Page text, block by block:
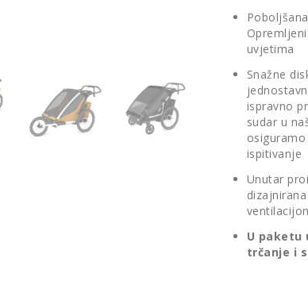
uvjetima
Snažne
ispravno
sudar u
ispitivanje
Unutar
U paketu
trčanje i